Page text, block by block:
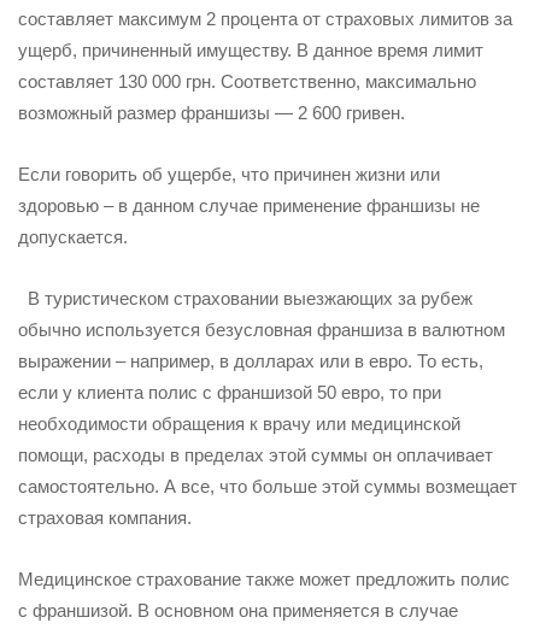
составляет максимум 2 процента от страховых лимитов за
ущерб, причиненный имуществу. В данное время лимит
составляет 130 000 грн. Соответственно, максимально
возможный размер франшизы — 2 600 гривен.
Если говорить об ущербе, что причинен жизни или
здоровью – в данном случае применение франшизы не
допускается.
В туристическом страховании выезжающих за рубеж
обычно используется безусловная франшиза в валютном
выражении – например, в долларах или в евро. То есть,
если у клиента полис с франшизой 50 евро, то при
необходимости обращения к врачу или медицинской
помощи, расходы в пределах этой суммы он оплачивает
самостоятельно. А все, что больше этой суммы возмещает
страховая компания.
Медицинское страхование также может предложить полис
с франшизой. В основном она применяется в случае